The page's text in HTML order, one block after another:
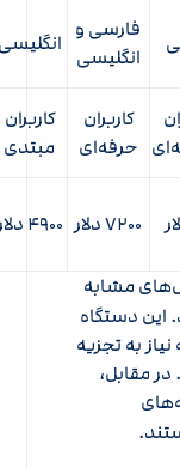
فارسی و
انگلیسی
کاربران
حرفه‌ای
کاربران
مبتدی
۷۲۰۰ دلار ۴۹۰۰ دلار
مشابه
این دستگاه
به تجزیه
مقابل،